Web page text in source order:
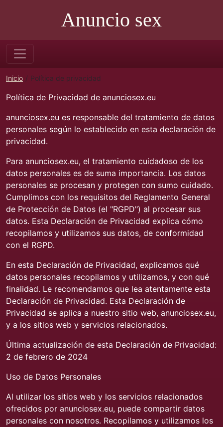
Anuncio sex
Inicio Política de privacidad
Política de Privacidad de anunciosex.eu
anunciosex.eu es responsable del tratamiento de datos
personales según lo establecido en esta declaración de
privacidad.
Para anunciosex.eu, el tratamiento cuidadoso de los
datos personales es de suma importancia. Los datos
personales se procesan y protegen con sumo cuidado.
Cumplimos con los requisitos del Reglamento General
de Protección de Datos (el "RGPD") al procesar sus
datos. Esta Declaración de Privacidad explica cómo
recopilamos y utilizamos sus datos, de conformidad
con el RGPD.
En esta Declaración de Privacidad, explicamos qué
datos personales recopilamos y utilizamos, y con qué
finalidad. Le recomendamos que lea atentamente esta
Declaración de Privacidad. Esta Declaración de
Privacidad se aplica a nuestro sitio web, anunciosex.eu,
y a los sitios web y servicios relacionados.
Última actualización de esta Declaración de Privacidad:
2 de febrero de 2024
Uso de Datos Personales
Al utilizar los sitios web y los servicios relacionados
ofrecidos por anunciosex.eu, puede compartir datos
personales con nosotros. Recopilamos y utilizamos los